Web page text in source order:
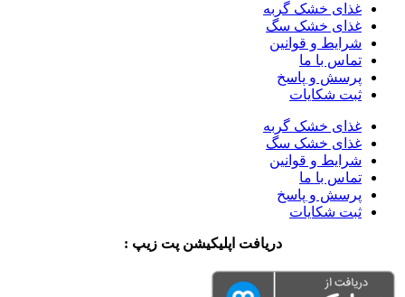
غذای خشک گربه
غذای خشک سگ
شرایط و قوانین
تماس با ما
پرسش و پاسخ
ثبت شکایات
غذای خشک گربه
غذای خشک سگ
شرایط و قوانین
تماس با ما
پرسش و پاسخ
ثبت شکایات
دریافت اپلیکیشن پت زیپ :